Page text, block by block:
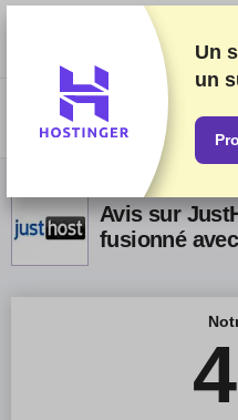
Nous classons nos produits sur la
rigoureux, mais nous tenons
des accords commerciaux
contient des liens d'affiliation.
Avis sur
fusionné
Un
un